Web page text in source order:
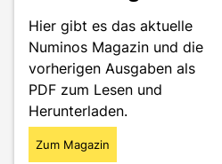
Hier gibt es das aktuelle
Numinos Magazin und die
vorherigen Ausgaben als
PDF zum Lesen und
Herunterladen.
Zum Magazin